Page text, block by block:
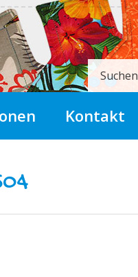
Suchen
Kontakt